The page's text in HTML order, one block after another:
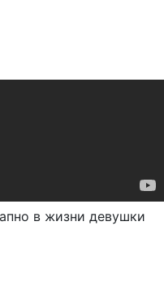
в жизни девушки